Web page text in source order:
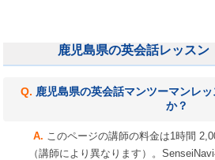
鹿児島県の英会話レッスン
鹿児島県の英会話マンツーマンレ
か？
このページの講師の料金は1時間
（講師により異なります）。